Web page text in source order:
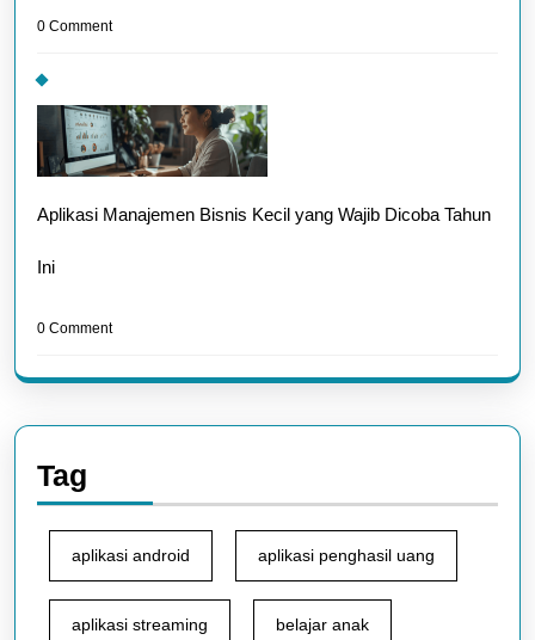
0 Comment
Aplikasi Manajemen Bisnis Kecil yang Wajib Dicoba Tahun
Ini
0 Comment
Tag
aplikasi android aplikasi penghasil uang
aplikasi streaming belajar anak